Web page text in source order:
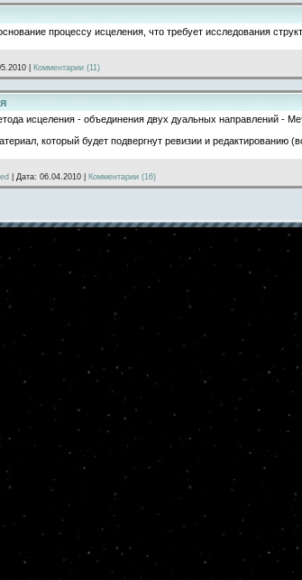
процессу исцеления, что требует исследования
Комментарии (11)
исцеления - объединения двух дуальных направлений -
который будет подвергнут ревизии и редактированию
Дата: 06.04.2010 Комментарии (16)